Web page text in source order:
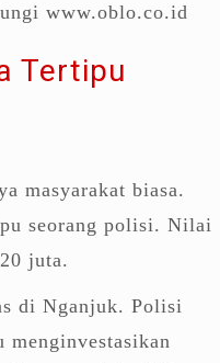
www.oblo.co.id
Tertipu
masyarakat biasa.
seorang polisi. Nilai
juta.
di Nganjuk. Polisi